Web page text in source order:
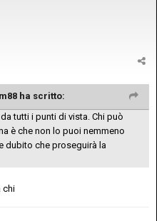
ha scritto:
tutti i punti di vista. Chi può
è che non lo puoi nemmeno
dubito che proseguirà la
chi